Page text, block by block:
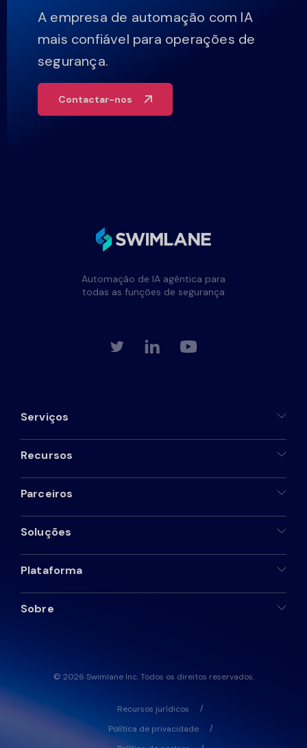
A empresa de automação com IA
mais confiável para operações de
segurança.
Contactar-nos
Automação de IA agêntica para
todas as funções de segurança
© 2026 Swimlane Inc. Todos os direitos reservados.
Recursos jurídicos
Política de privacidade
Serviços
Recursos
Parceiros
Soluções
Plataforma
Sobre